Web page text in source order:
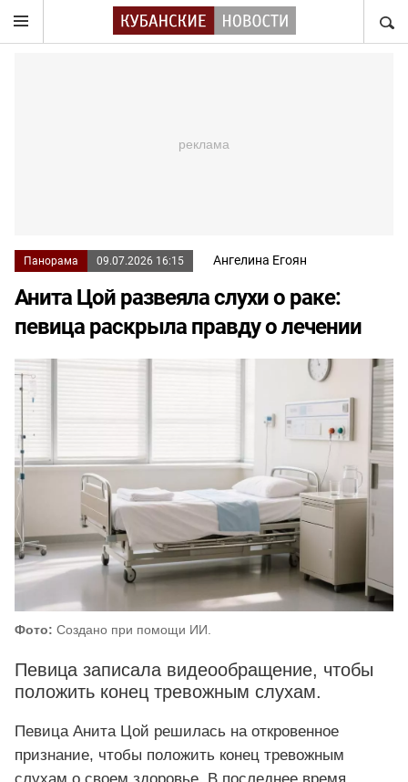
Панорама 09.07.2026 16:15 Ангелина Егоян
Анита Цой развеяла слухи о раке:
певица раскрыла правду о лечении
Фото: Создано при помощи ИИ.
Певица записала видеообращение, чтобы
положить конец тревожным слухам.
Певица Анита Цой решилась на откровенное
признание, чтобы положить конец тревожным